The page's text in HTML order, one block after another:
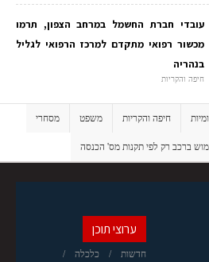
עובדי חברת החשמל במרחב הצפון, תרמו
מכשור רפואי מתקדם למרכז הרפואי לגליל
בנהריה
חיפה והקריות
חיפה והקריות משפט מסחרי
ברכב רק לפי תקנות מס' הכנסה
ערוצי תוכן
חדשות כלכלה